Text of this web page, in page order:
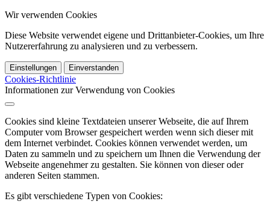
Wir verwenden Cookies
Diese Website verwendet eigene und Drittanbieter-Cookies, um Ihre
Nutzererfahrung zu analysieren und zu verbessern.
Einstellungen Einverstanden
Cookies-Richtlinie
Informationen zur Verwendung von Cookies
Cookies sind kleine Textdateien unserer Webseite, die auf Ihrem
Computer vom Browser gespeichert werden wenn sich dieser mit
dem Internet verbindet. Cookies können verwendet werden, um
Daten zu sammeln und zu speichern um Ihnen die Verwendung der
Webseite angenehmer zu gestalten. Sie können von dieser oder
anderen Seiten stammen.
Es gibt verschiedene Typen von Cookies: